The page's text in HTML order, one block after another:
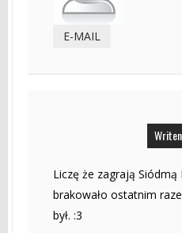
E-MAIL
Liczę że zagrają
brakowało ostatnim
był. :3